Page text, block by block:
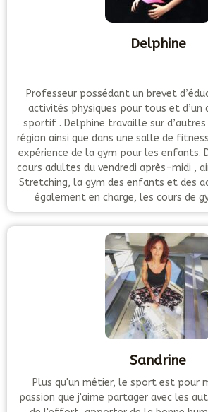
Delphine
Professeur possédant un brevet
activités physiques pour tous et d’un
sportif . Delphine travaille sur
région ainsi que dans une salle de
expérience de la gym pour les enfants.
cours adultes du vendredi après-midi ,
Stretching, la gym des enfants et des
également en charge, les cours de
Sandrine
Plus qu'un métier, le sport est pour
passion que j'aime partager avec les